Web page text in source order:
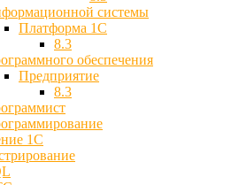
системы
Платформа 1С
8.3
обеспечения
Предприятие
8.3
1С